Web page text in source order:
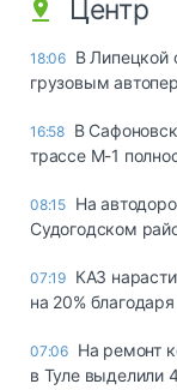
Центр
18:06 В Липецкой
грузовым
16:58 В
трассе М-1
08:15 На
Судогодском
07:19 КАЗ
на 20%
07:06 На ремонт
в Туле выделили